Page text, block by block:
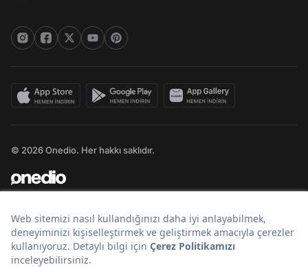
© 2026 Onedio. Her hakkı saklıdır.
Bir markasıdır.